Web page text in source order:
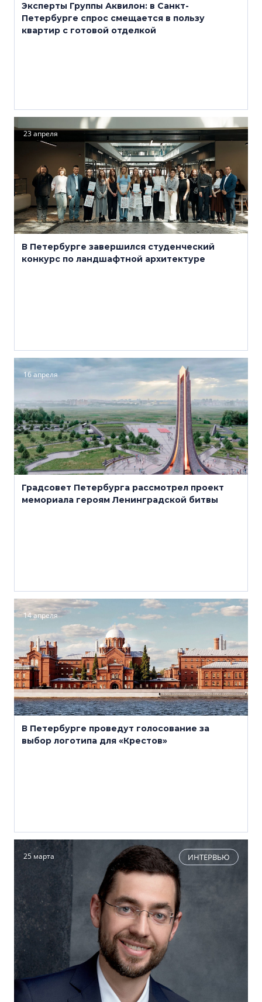
Эксперты Группы Аквилон: в Санкт-
Петербурге спрос смещается в пользу
квартир с готовой отделкой
23 апреля
В Петербурге завершился студенческий
конкурс по ландшафтной архитектуре
16 апреля
Градсовет Петербурга рассмотрел проект
мемориала героям Ленинградской битвы
14 апреля
В Петербурге проведут голосование за
выбор логотипа для «Крестов»
25 марта ИНТЕРВЬЮ